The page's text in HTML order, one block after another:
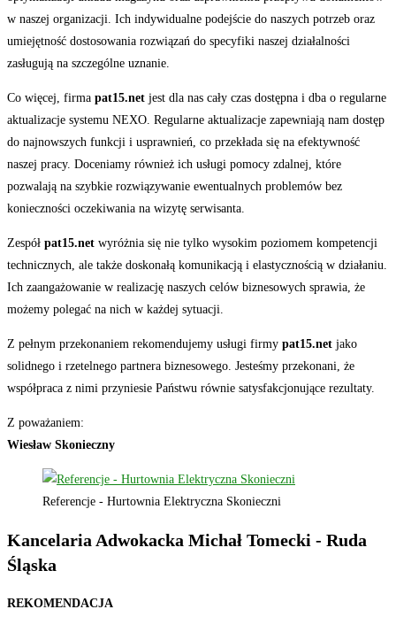
w naszej organizacji. Ich indywidualne podejście do naszych potrzeb oraz
umiejętność dostosowania rozwiązań do specyfiki naszej działalności
zasługują na szczególne uznanie.
Co więcej, firma pat15.net jest dla nas cały czas dostępna i dba o regularne
aktualizacje systemu NEXO. Regularne aktualizacje zapewniają nam dostęp
do najnowszych funkcji i usprawnień, co przekłada się na efektywność
naszej pracy. Doceniamy również ich usługi pomocy zdalnej, które
pozwalają na szybkie rozwiązywanie ewentualnych problemów bez
konieczności oczekiwania na wizytę serwisanta.
Zespół pat15.net wyróżnia się nie tylko wysokim poziomem kompetencji
technicznych, ale także doskonałą komunikacją i elastycznością w działaniu.
Ich zaangażowanie w realizację naszych celów biznesowych sprawia, że
możemy polegać na nich w każdej sytuacji.
Z pełnym przekonaniem rekomendujemy usługi firmy pat15.net jako
solidnego i rzetelnego partnera biznesowego. Jesteśmy przekonani, że
współpraca z nimi przyniesie Państwu równie satysfakcjonujące rezultaty.
Z poważaniem:
Wiesław Skonieczny
Referencje - Hurtownia Elektryczna Skonieczni
Kancelaria Adwokacka Michał Tomecki - Ruda
Śląska
REKOMENDACJA